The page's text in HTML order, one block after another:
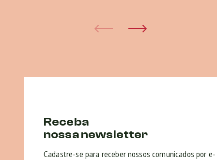
Receba
nossa newsletter
Cadastre-se para receber nossos comunicados por e-